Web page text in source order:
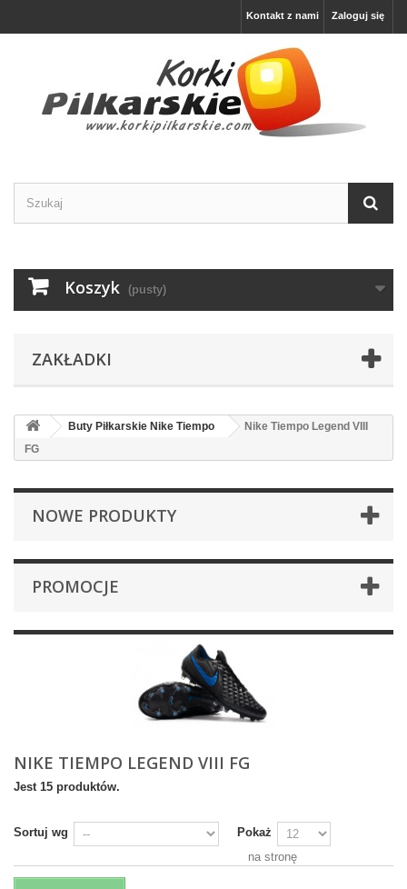
Zaloguj się
Kontakt z nami
Koszyk (pusty)
ZAKŁADKI
Buty Piłkarskie Nike Tiempo
Nike Tiempo Legend VIII
FG
NOWE PRODUKTY
PROMOCJE
NIKE TIEMPO LEGEND VIII FG
Jest 15 produktów.
Sortuj wg
Pokaż
na stronę